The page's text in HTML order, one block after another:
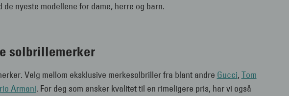
nyeste modellene for dame, herre og barn.
solbrillemerker
Velg mellom eksklusive merkesolbriller fra blant andre Gucci,Tom
Armani. For deg som ønsker kvalitet til en rimeligere pris, har vi også